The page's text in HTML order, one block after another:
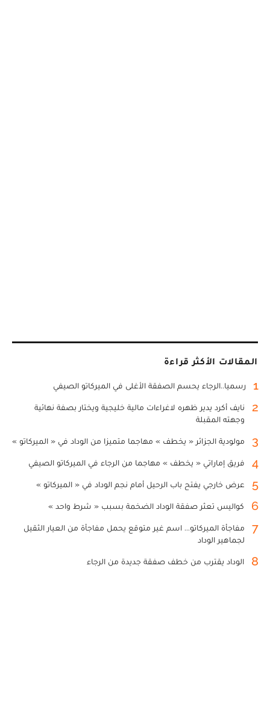
المقالات الأكثر قراءة
1 رسميا..الرجاء يحسم الصفقة الأغلى في الميركاتو الصيفي
2
نايف أكرد يدير ظهره لاغراءات مالية خليجية ويختار بصفة نهائية
وجهته المقبلة
3 مولودية الجزائر « يخطف » مهاجما متميزا من الوداد في « الميركاتو »
4 فريق إماراتي « يخطف » مهاجما من الرجاء في الميركاتو الصيفي
5 عرض خارجي يفتح باب الرحيل أمام نجم الوداد في « الميركاتو »
6 كواليس تعثر صفقة الوداد الضخمة بسبب « شرط واحد »
7
مفاجأة الميركاتو... اسم غير متوقع يحمل مفاجأة من العيار الثقيل
لجماهير الوداد
8 الوداد يقترب من خطف صفقة جديدة من الرجاء